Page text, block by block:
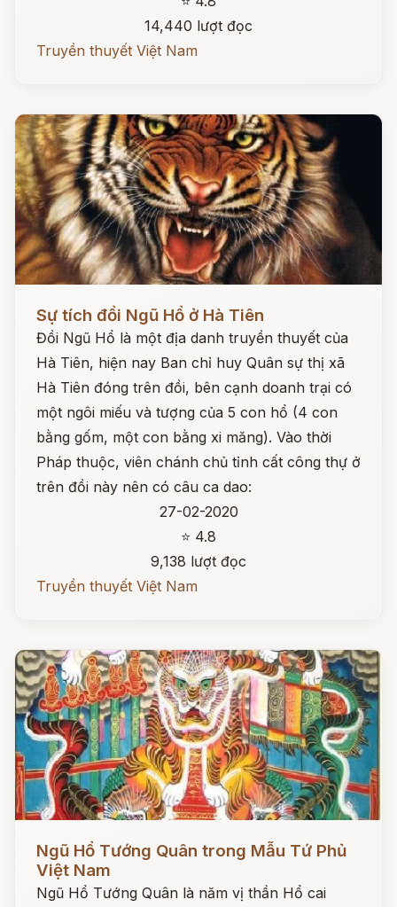
14,440 lượt đọc
Truyền thuyết Việt Nam
Sự tích đồi Ngũ Hổ ở Hà Tiên
Đồi Ngũ Hổ là một địa danh truyền thuyết của
Hà Tiên, hiện nay Ban chỉ huy Quân sự thị xã
Hà Tiên đóng trên đồi, bên cạnh doanh trại có
một ngôi miếu và tượng của 5 con hổ (4 con
bằng gốm, một con bằng xi măng). Vào thời
Pháp thuộc, viên chánh chủ tỉnh cất công thự ở
trên đồi này nên có câu ca dao:
27-02-2020
⭐ 4.8
9,138 lượt đọc
Truyền thuyết Việt Nam
Ngũ Hổ Tướng Quân trong Mẫu Tứ Phủ
Việt Nam
Ngũ Hổ Tướng Quân là năm vị thần Hổ cai